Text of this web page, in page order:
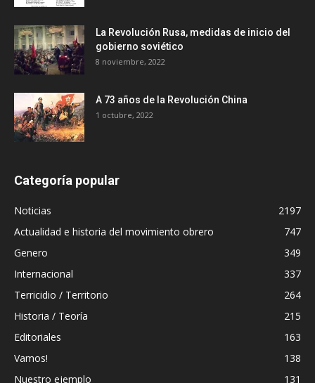
La Revolución Rusa, medidas de inicio del
gobierno soviético
8 noviembre, 2022
A 73 años de la Revolución China
1 octubre, 2022
Categoría popular
Noticias
2197
Actualidad e historia del movimiento obrero
747
Genero
349
Internacional
337
Terricidio / Territorio
264
Historia / Teoría
215
Editoriales
163
Vamos!
138
Nuestro ejemplo
131